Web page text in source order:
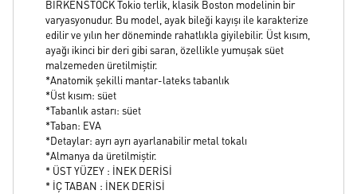
BIRKENSTOCK Tokio terlik, klasik Boston modelinin bir
varyasyonudur. Bu model, ayak bileği kayışı ile karakterize
edilir ve yılın her döneminde rahatlıkla giyilebilir. Üst kısım,
ayağı ikinci bir deri gibi saran, özellikle yumuşak süet
malzemeden üretilmiştir.
*Anatomik şekilli mantar-lateks tabanlık
*Üst kısım: süet
*Tabanlık astarı: süet
*Taban: EVA
*Detaylar: ayrı ayrı ayarlanabilir metal tokalı
*Almanya da üretilmiştir.
* ÜST YÜZEY : İNEK DERİSİ
* İÇ TABAN : İNEK DERİSİ